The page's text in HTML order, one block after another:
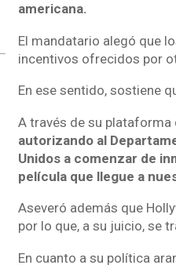
americana.
El mandatario alegó que
incentivos ofrecidos por
En ese sentido, sostiene
A través de su plataforma
autorizando al
Unidos a comenzar de
película que llegue a
Aseveró además que
por lo que, a su juicio, se
En cuanto a su política